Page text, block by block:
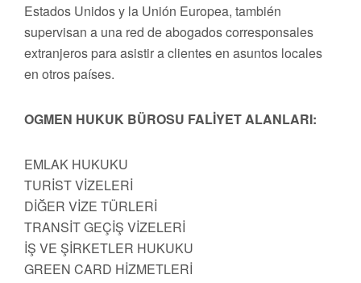
Estados Unidos y la Unión Europea, también
supervisan a una red de abogados corresponsales
extranjeros para asistir a clientes en asuntos locales
en otros países.
OGMEN HUKUK BÜROSU FALİYET ALANLARI:
EMLAK HUKUKU
TURİST VİZELERİ
DİĞER VİZE TÜRLERİ
TRANSİT GEÇİŞ VİZELERİ
İŞ VE ŞİRKETLER HUKUKU
GREEN CARD HİZMETLERİ